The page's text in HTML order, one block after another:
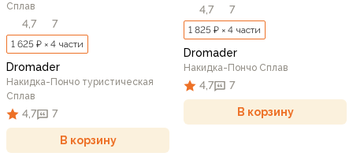
Сплав
4,7 7
1 625 ₽ × 4 части
Dromader
Накидка-Пончо туристическая
Сплав
4,7 7
В корзину
4,7 7
1 825 ₽ × 4 части
Dromader
Накидка-Пончо Сплав
4,7 7
В корзину